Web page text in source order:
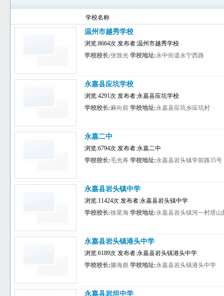
学校名称
温州市越秀学校
浏览:8664次 发布者:温州市越秀学校
学校校长:张致光 学校地址:永中街道永宁西路
永嘉县应坑学校
浏览:4291次 发布者:永嘉县应坑学校
学校校长:麻向前 学校地址:永嘉县应坑乡应坑村
永嘉二中
浏览:6794次 发布者:永嘉二中
学校校长:毛光寿 学校地址:永嘉县岩头镇学前路35号
永嘉县岩头镇中学
浏览:11424次 发布者:永嘉县岩头镇中学
学校校长:徐星海 学校地址:永嘉县岩头镇河一村塔山
永嘉县岩头镇港头中学
浏览:6189次 发布者:永嘉县岩头镇港头中学
学校校长:滕海彪 学校地址:永嘉县岩头镇港头中学
永嘉县岩坦中学